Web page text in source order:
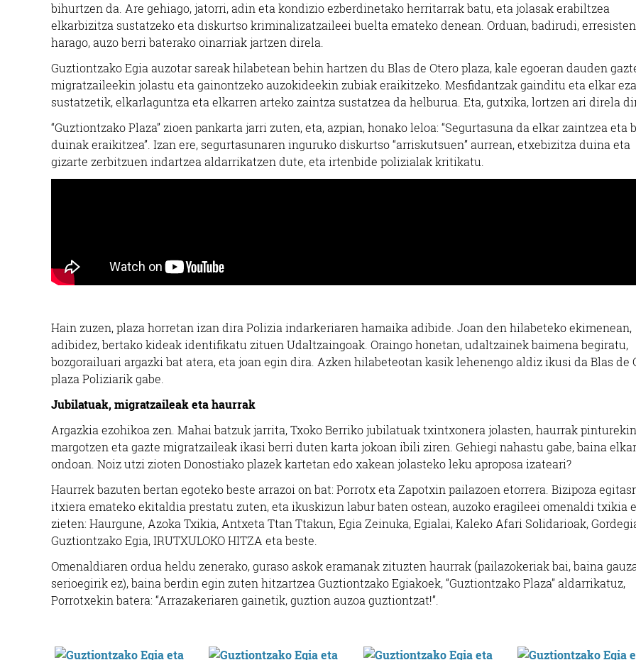
bihurtzen da. Are gehiago, jatorri, adin eta kondizio ezberdinetako herritarrak batu, eta jolasak erabiltzea
elkarbizitza sustatzeko eta diskurtso kriminalizatzaileei buelta emateko denean. Orduan, badirudi,
harago, auzo berri baterako oinarriak jartzen direla.
Guztiontzako Egia auzotar sareak hilabetean behin hartzen du Blas de Otero plaza, kale egoeran dauden
migratzaileekin jolastu eta gainontzeko auzokideekin zubiak eraikitzeko. Mesfidantzak gainditu eta elkar
sustatzetik, elkarlaguntza eta elkarren arteko zaintza sustatzea da helburua. Eta, gutxika, lortzen ari direla
“Guztiontzako Plaza” zioen pankarta jarri zuten, eta, azpian, honako leloa: “Segurtasuna da elkar zaintzea eta
duinak eraikitzea”. Izan ere, segurtasunaren inguruko diskurtso “arriskutsuen” aurrean, etxebizitza duina eta
gizarte zerbitzuen indartzea aldarrikatzen dute, eta irtenbide polizialak kritikatu.
Hain zuzen, plaza horretan izan dira Polizia indarkeriaren hamaika adibide. Joan den hilabeteko ekimenean,
adibidez, bertako kideak identifikatu zituen Udaltzaingoak. Oraingo honetan, udaltzainek baimena begiratu,
bozgorailuari argazki bat atera, eta joan egin dira. Azken hilabeteotan kasik lehenengo aldiz ikusi da Blas de
plaza Poliziarik gabe.
Jubilatuak, migratzaileak eta haurrak
Argazkia ezohikoa zen. Mahai batzuk jarrita, Txoko Berriko jubilatuak txintxonera jolasten, haurrak pinturekin
margotzen eta gazte migratzaileak ikasi berri duten karta jokoan ibili ziren. Gehiegi nahastu gabe, baina
ondoan. Noiz utzi zioten Donostiako plazek kartetan edo xakean jolasteko leku aproposa izateari?
Haurrek bazuten bertan egoteko beste arrazoi on bat: Porrotx eta Zapotxin pailazoen etorrera. Bizipoza
itxiera emateko ekitaldia prestatu zuten, eta ikuskizun labur baten ostean, auzoko eragileei omenaldi txikia
zieten: Haurgune, Azoka Txikia, Antxeta Ttan Ttakun, Egia Zeinuka, Egialai, Kaleko Afari Solidarioak,
Guztiontzako Egia, IRUTXULOKO HITZA eta beste.
Omenaldiaren ordua heldu zenerako, guraso askok eramanak zituzten haurrak (pailazokeriak bai, baina
serioegirik ez), baina berdin egin zuten hitzartzea Guztiontzako Egiakoek, “Guztiontzako Plaza” aldarrikatuz,
Porrotxekin batera: “Arrazakeriaren gainetik, guztion auzoa guztiontzat!”.